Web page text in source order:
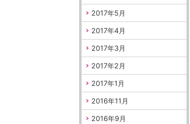
2017年5月
2017年4月
2017年3月
2017年2月
2017年1月
2016年11月
2016年9月